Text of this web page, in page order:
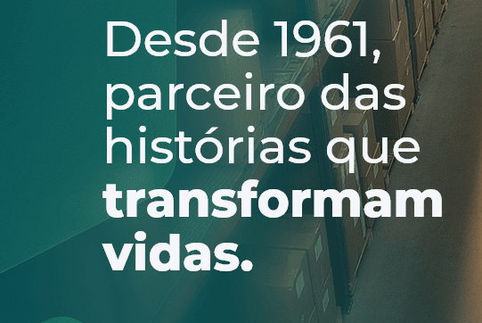
Estratégia de atuação
conjunta entre os quatro
estados do Codesul